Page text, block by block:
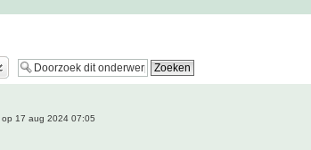
op 17 aug 2024 07:05